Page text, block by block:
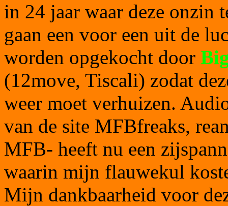
in 24 jaar waar deze onzin
gaan een voor een uit de
worden opgekocht door
(12move, Tiscali) zodat
weer moet verhuizen.
van de site MFBfreaks,
MFB- heeft nu een
waarin mijn flauwekul
Mijn dankbaarheid voor